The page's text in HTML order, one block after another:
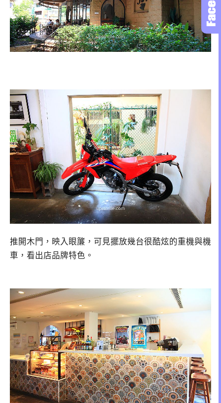
推開木門，映入眼簾，可見擺放幾台很酷炫的重機與機
車，看出店品牌特色。